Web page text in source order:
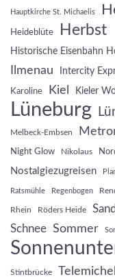
Hauptkirche St. Michaelis
Heideblüte Herbst
Historische Eisenbahn
Ilmenau Intercity
Karoline Kiel Kieler
Lüneburg
Melbeck-Embsen
Night Glow Nikolaus
Nostalgiezugreisen
Ratsmühle Regenbogen
Rhein Röders Heide
Schnee Sommer
Stintbrücke Telemichel